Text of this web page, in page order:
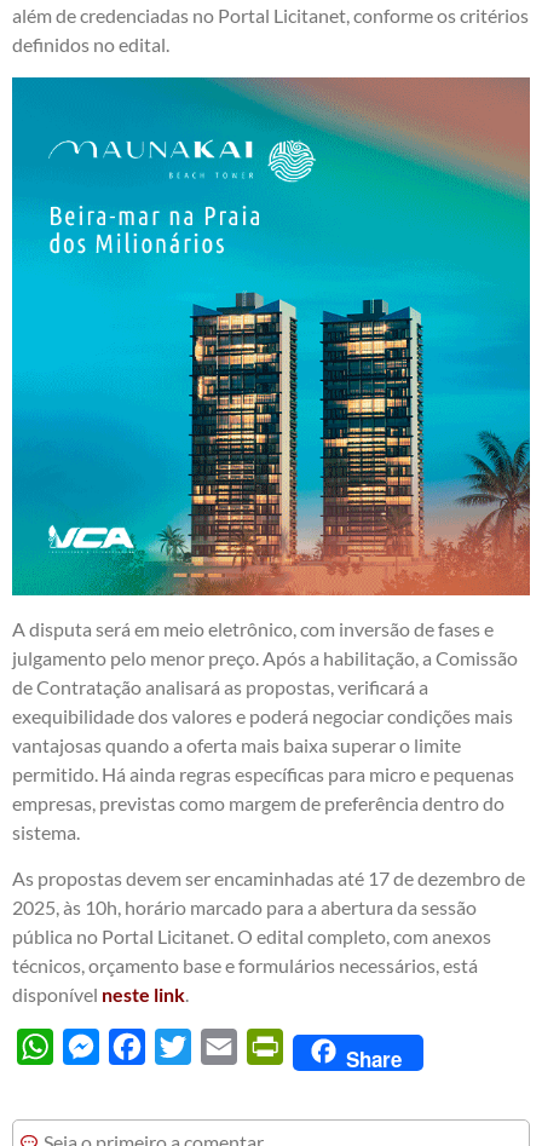
além de credenciadas no Portal Licitanet, conforme os critérios
definidos no edital.
A disputa será em meio eletrônico, com inversão de fases e
julgamento pelo menor preço. Após a habilitação, a Comissão
de Contratação analisará as propostas, verificará a
exequibilidade dos valores e poderá negociar condições mais
vantajosas quando a oferta mais baixa superar o limite
permitido. Há ainda regras específicas para micro e pequenas
empresas, previstas como margem de preferência dentro do
sistema.
As propostas devem ser encaminhadas até 17 de dezembro de
2025, às 10h, horário marcado para a abertura da sessão
pública no Portal Licitanet. O edital completo, com anexos
técnicos, orçamento base e formulários necessários, está
disponível neste link.
WhatsAppMessengerFacebook
Twitter Email PrintFriendly
Share